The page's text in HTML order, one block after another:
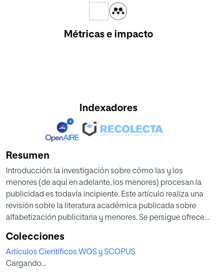
Métricas e impacto
Indexadores
Resumen
Introducción: la investigación sobre cómo las y los
menores (de aquí en adelante, los menores) procesan la
publicidad es todavía incipiente. Este artículo realiza una
revisión sobre la literatura académica publicada sobre
alfabetización publicitaria y menores. Se persigue ofrecer
temática en la última década, término empleado para
referirse a las habilidades y capacidades del menor para
hacer frente a la publicidad.
Colecciones
Artículos Científicos WOS y SCOPUS
Cargando...